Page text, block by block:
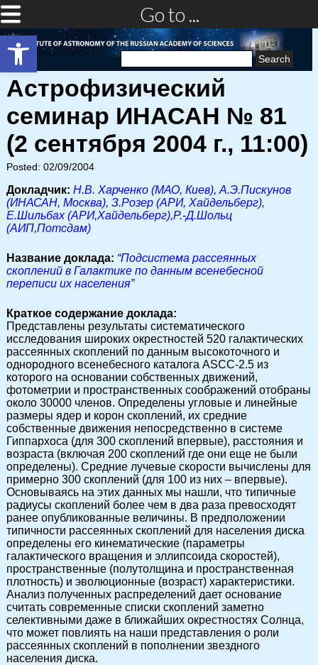
Open toolbar
Go to ...
Search
Астрофизический
семинар ИНАСАН № 81
(2 сентября 2004 г., 11:00)
Posted: 02/09/2004
Докладчик: Н.В. Харченко (МАО, Киев), А.Э.Пискунов
(ИНАСАН, Москва), З.Розер (АРИ, Хайдельберг),
Е.Шильбах (АРИ,Хайдельберг),Р.-Д.Шольц
(АИП,Потсдам)
Название доклада: “Подсистема рассеянных
скоплений в Галактике по данным всенебесной
переписи их населения”
Краткое содержание доклада:
Представлены результаты систематического
исследования широких окрестностей 520 галактических
рассеянных скоплений по данным высокоточного и
однородного всенебесного каталога ASCC-2.5 из
которого на основании собственных движений,
фотометрии и пространственных соображений отобраны
около 30000 членов. Определены угловые и линейные
размеры ядер и корон скоплений, их средние
собственные движения непосредственно в системе
Гиппархоса (для 300 скоплений впервые), расстояния и
возраста (включая 200 скоплений где они еще не были
определены). Средние лучевые скорости вычислены для
примерно 300 скоплений (для 100 из них – впервые).
Основываясь на этих данных мы нашли, что типичные
радиусы скоплений более чем в два раза превосходят
ранее опубликованные величины. В предположении
типичности рассеянных скоплений для населения диска
определены его кинематические (параметры
галактического вращения и эллипсоида скоростей),
пространственные (полутолщина и пространственная
плотность) и эволюционные (возраст) характеристики.
Анализ полученных распределений дает основание
считать современные списки скоплений заметно
селективными даже в ближайших окрестностях Солнца,
что может повлиять на наши представления о роли
рассеянных скоплений в пополнении звездного
населения диска.